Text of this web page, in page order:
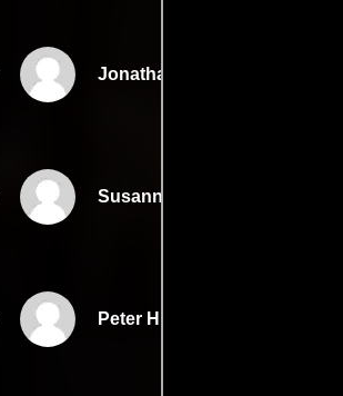
Jonathan Davenport
Susanna Herbert
Peter Hirst